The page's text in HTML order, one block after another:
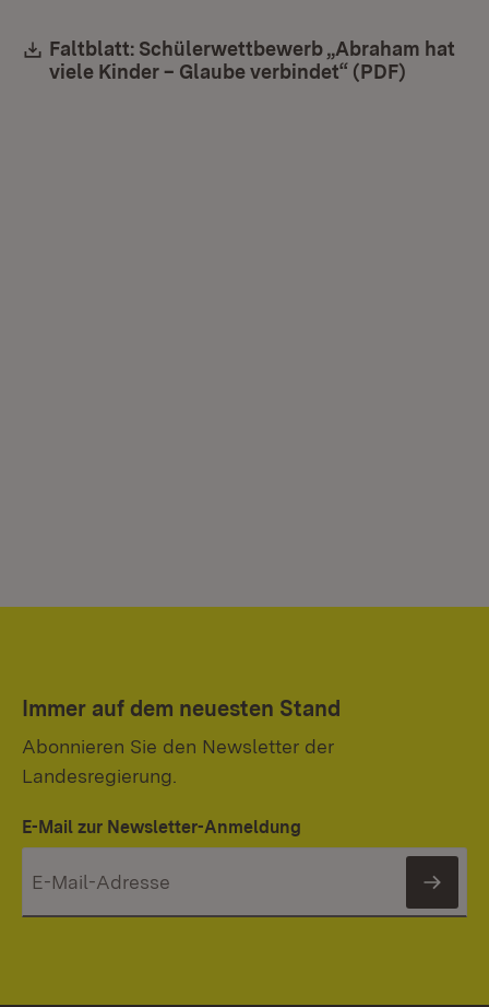
Download:
Faltblatt: Schülerwettbewerb „Abraham hat
viele Kinder – Glaube verbindet“ (PDF)
Immer auf dem neuesten Stand
Abonnieren Sie den Newsletter der
Landesregierung.
E-Mail zur Newsletter-Anmeldung